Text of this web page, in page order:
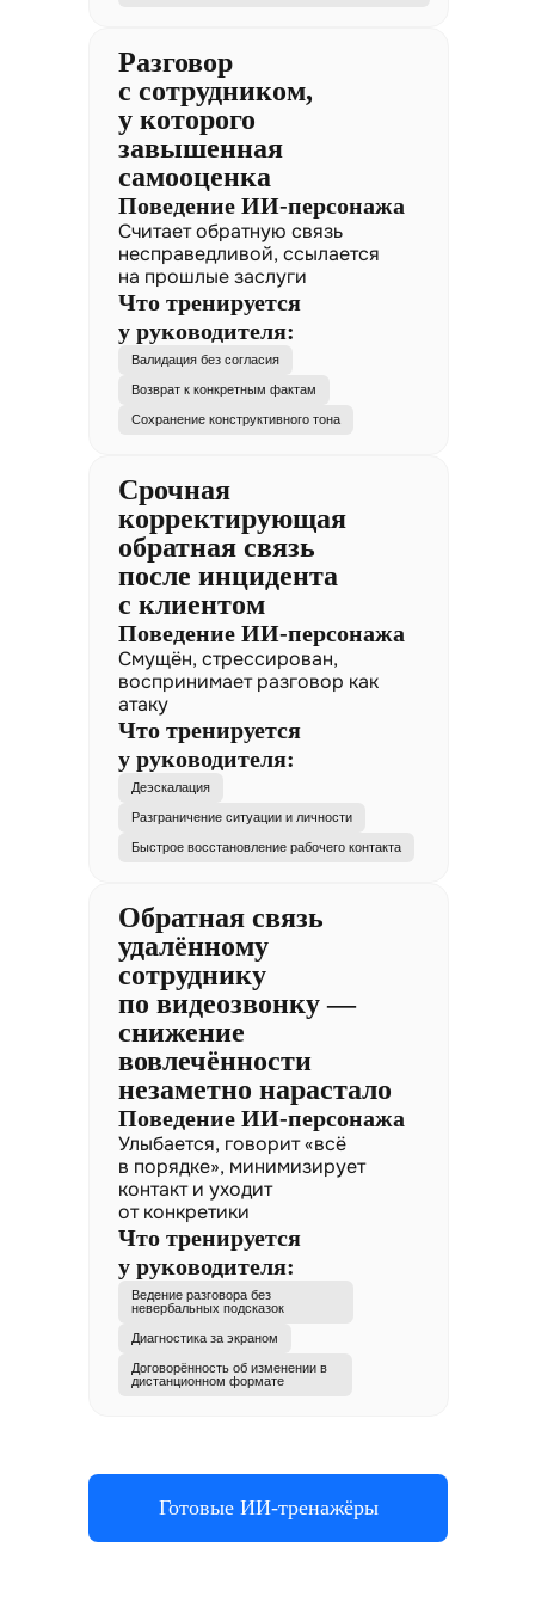
Разговор
с сотрудником,
у которого
завышенная
самооценка
Поведение ИИ-персонажа
Считает обратную связь
несправедливой, ссылается
на прошлые заслуги
Что тренируется
у руководителя:
Валидация без согласия
Возврат к конкретным фактам
Сохранение конструктивного тона
Срочная
корректирующая
обратная связь
после инцидента
с клиентом
Поведение ИИ-персонажа
Смущён, стрессирован,
воспринимает разговор как
атаку
Что тренируется
у руководителя:
Деэскалация
Разграничение ситуации и личности
Быстрое восстановление рабочего контакта
Обратная связь
удалённому
сотруднику
по видеозвонку —
снижение
вовлечённости
незаметно нарастало
Поведение ИИ-персонажа
Улыбается, говорит «всё
в порядке», минимизирует
контакт и уходит
от конкретики
Что тренируется
у руководителя:
Ведение разговора без
невербальных подсказок
Диагностика за экраном
Договорённость об изменении в
дистанционном формате
Готовые ИИ-тренажёры